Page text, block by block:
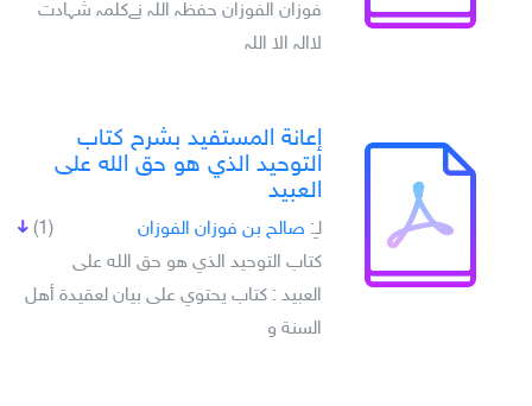
فوزان الفوزان حفظہ اللہ نےکلمہ شہادت
لاالہ الا اللہ
إعانة المستفيد بشرح كتاب
التوحيد الذي هو حق الله على
العبيد
(1) لـِ: صالح بن فوزان الفوزان
كتاب التوحيد الذي هو حق الله على
العبيد : كتاب يحتوي على بيان لعقيدة أهل
السنة و